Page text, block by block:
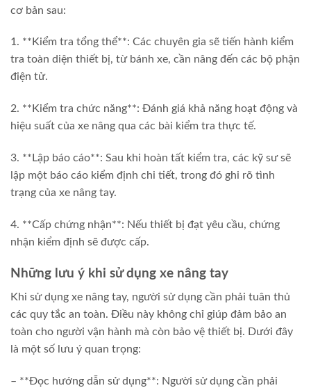
cơ bản sau:
1. **Kiểm tra tổng thể**: Các chuyên gia sẽ tiến hành kiểm
tra toàn diện thiết bị, từ bánh xe, cần nâng đến các bộ phận
điện tử.
2. **Kiểm tra chức năng**: Đánh giá khả năng hoạt động và
hiệu suất của xe nâng qua các bài kiểm tra thực tế.
3. **Lập báo cáo**: Sau khi hoàn tất kiểm tra, các kỹ sư sẽ
lập một báo cáo kiểm định chi tiết, trong đó ghi rõ tình
trạng của xe nâng tay.
4. **Cấp chứng nhận**: Nếu thiết bị đạt yêu cầu, chứng
nhận kiểm định sẽ được cấp.
Những lưu ý khi sử dụng xe nâng tay
Khi sử dụng xe nâng tay, người sử dụng cần phải tuân thủ
các quy tắc an toàn. Điều này không chỉ giúp đảm bảo an
toàn cho người vận hành mà còn bảo vệ thiết bị. Dưới đây
là một số lưu ý quan trọng:
– **Đọc hướng dẫn sử dụng**: Người sử dụng cần phải